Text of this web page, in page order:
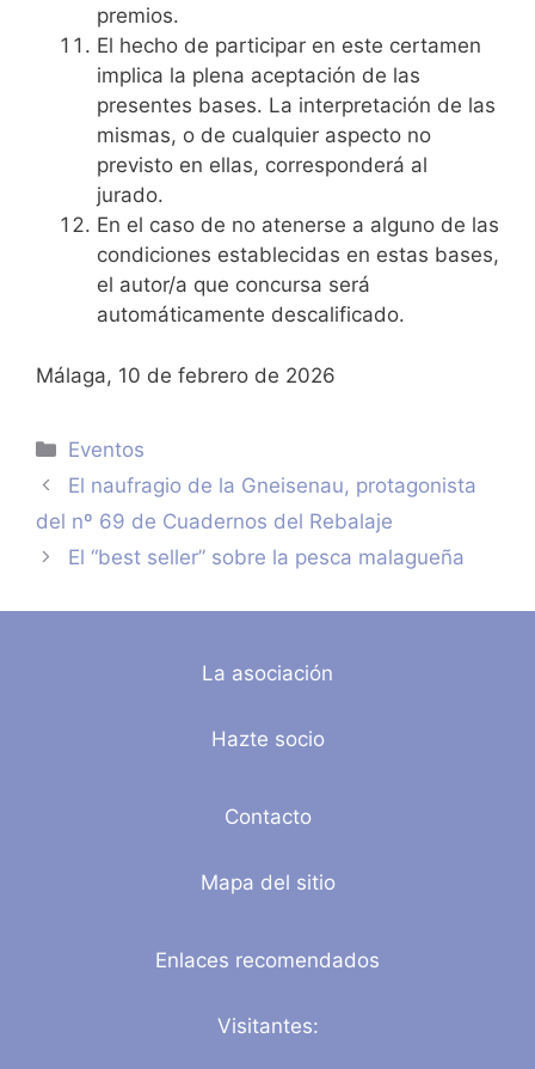
premios.
El hecho de participar en este certamen
implica la plena aceptación de las
presentes bases. La interpretación de las
mismas, o de cualquier aspecto no
previsto en ellas, corresponderá al
jurado.
En el caso de no atenerse a alguno de las
condiciones establecidas en estas bases,
el autor/a que concursa será
automáticamente descalificado.
Málaga, 10 de febrero de 2026
Categorías
Eventos
El naufragio de la Gneisenau, protagonista
del nº 69 de Cuadernos del Rebalaje
El “best seller” sobre la pesca malagueña
La asociación
Hazte socio
Contacto
Mapa del sitio
Enlaces recomendados
Visitantes: